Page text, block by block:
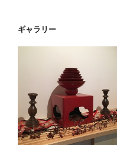
ギャラリー